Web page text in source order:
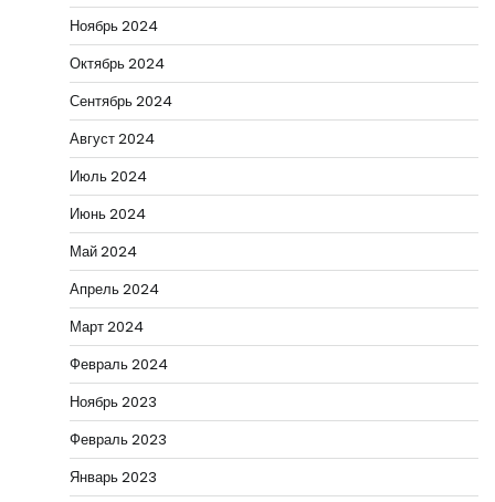
Ноябрь 2024
Октябрь 2024
Сентябрь 2024
Август 2024
Июль 2024
Июнь 2024
Май 2024
Апрель 2024
Март 2024
Февраль 2024
Ноябрь 2023
Февраль 2023
Январь 2023